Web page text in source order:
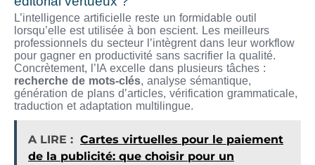
L’intelligence artificielle reste un formidable outil
lorsqu’elle est utilisée à bon escient. Les meilleurs
professionnels du secteur l’intègrent dans leur workflow
pour gagner en productivité sans sacrifier la qualité.
Concrètement, l’IA excelle dans plusieurs tâches :
recherche de mots-clés, analyse sémantique,
génération de plans d’articles, vérification grammaticale,
traduction et adaptation multilingue.
A LIRE : Cartes virtuelles pour le paiement
de la publicité: que choisir pour un